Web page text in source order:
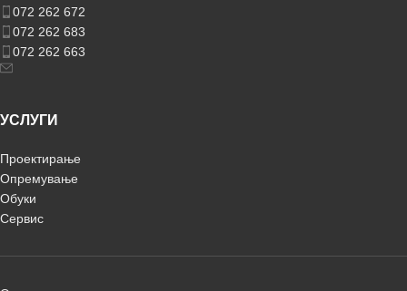
072 262 672
072 262 683
072 262 663
УСЛУГИ
Проектирање
Опремување
Обуки
Сервис